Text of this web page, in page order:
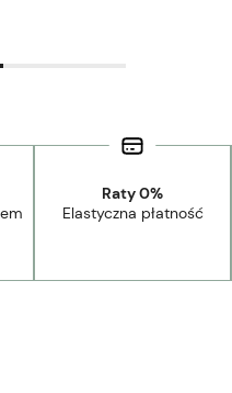
Raty 0%
Elastyczna płatność